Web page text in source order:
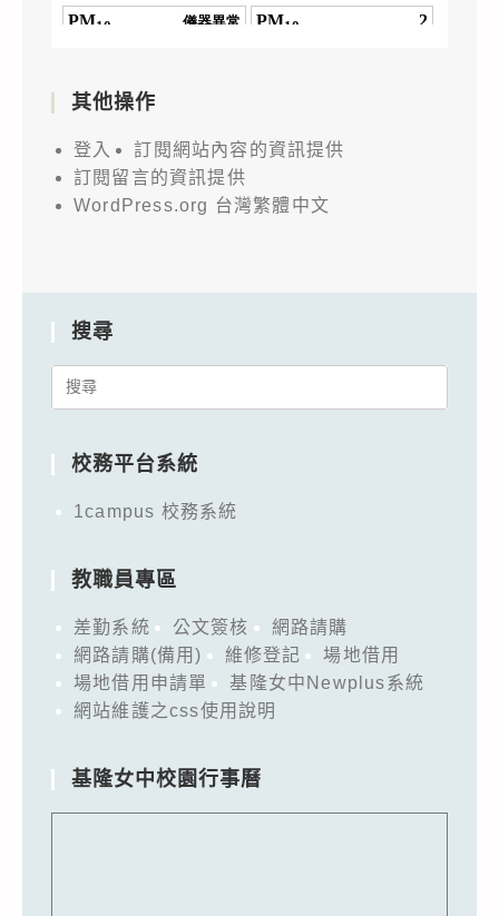
其他操作
登入
訂閱網站內容的資訊提供
訂閱留言的資訊提供
WordPress.org 台灣繁體中文
搜尋
Search
校務平台系統
1campus 校務系統
教職員專區
差勤系統 公文簽核
網路請購
網路請購(備用)
維修登記
場地借用
場地借用申請單
基隆女中Newplus系統
網站維護之css使用說明
基隆女中校園行事曆